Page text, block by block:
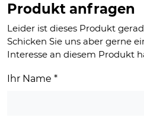
Produkt anfragen
Leider ist dieses Produkt
Schicken Sie uns aber gerne
Interesse an diesem Produkt
Ihr Name *